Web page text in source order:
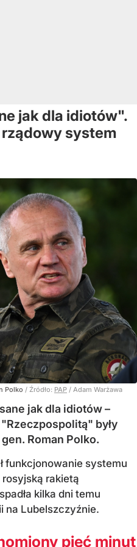
jak dla idiotów".
rządowy system
Polko / Źródło: PAP / Adam Warżawa
jak dla idiotów –
były
Roman Polko.
funkcjonowanie systemu
rakietą
kilka dni temu
na Lubelszczyźnie.
pięć minut